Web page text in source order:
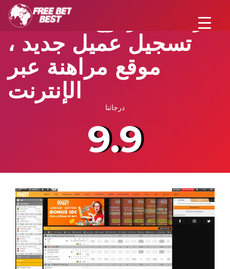
رهان مزدوج – مكافأة
تسجيل عميل جديد ،
موقع مراهنة عبر
الإنترنت
درجاتنا
9.9